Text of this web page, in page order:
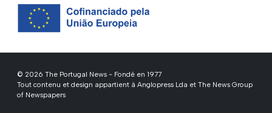
© 2026 The Portugal News - Fondé en 1977
Tout contenu et design appartient à Anglopress Lda et The News Group
of Newspapers